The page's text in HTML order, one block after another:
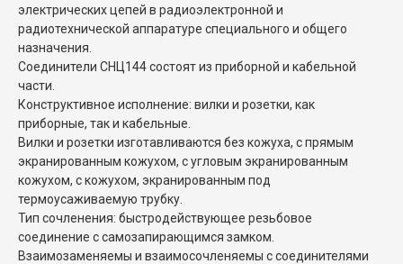
электрических цепей в радиоэлектронной и
радиотехнической аппаратуре специального и общего
назначения.
Соединители СНЦ144 состоят из приборной и кабельной
части.
Конструктивное исполнение: вилки и розетки, как
приборные, так и кабельные.
Вилки и розетки изготавливаются без кожуха, с прямым
экранированным кожухом, с угловым экранированным
кожухом, с кожухом, экранированным под
термоусаживаемую трубку.
Тип сочленения: быстродействующее резьбовое
соединение с самозапирающимся замком.
Взаимозаменяемы и взаимосочленяемы с соединителями